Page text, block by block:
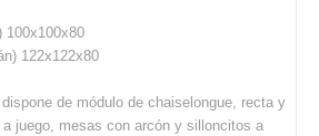
100x100x80
122x122x80
de módulo de chaiselongue, recta y
juego, mesas con arcón y silloncitos a